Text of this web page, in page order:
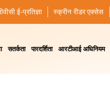
ई-प्रतिज्ञा स्क्रीन रीडर एक्सेस
सतर्कता पारदर्शिता आरटीआई अधिनियम